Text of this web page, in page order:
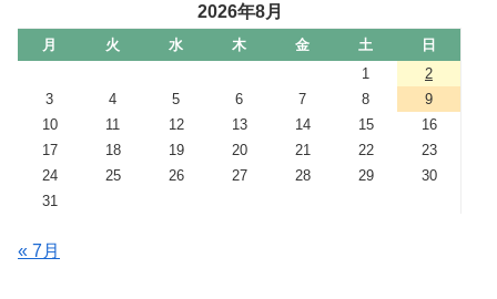
2026年8月
月 火 水 木 金 土
日
1
2
3
4 5 6 7 8
9
10
11 12 13 14 15
16
17
18 19 20 21 22
23
24
25 26 27 28 29
30
31
« 7月